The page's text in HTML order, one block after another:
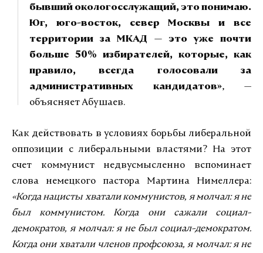
бывший окологосслужащий, это понимаю.
Юг, юго-восток, север Москвы и все
территории за МКАД — это уже почти
больше 50% избирателей, которые, как
правило, всегда голосовали за
административных кандидатов», —
объясняет Абушаев.
Как действовать в условиях борьбы либеральной
оппозиции с либеральными властями? На этот
счет коммунист недвусмысленно вспоминает
слова немецкого пастора Мартина Нимеллера:
«Когда нацисты хватали коммунистов, я молчал: я не
был коммунистом. Когда они сажали социал-
демократов, я молчал: я не был социал-демократом.
Когда они хватали членов профсоюза, я молчал: я не